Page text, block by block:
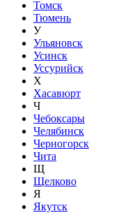
Томск
Тюмень
У
Ульяновск
Усинск
Уссурийск
Х
Хасавюрт
Ч
Чебоксары
Челябинск
Черногорск
Чита
Щ
Щелково
Я
Якутск